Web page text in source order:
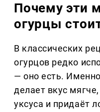
Почему эти
огурцы
В классических
огурцов редко
— оно есть.
делает вкус
уксуса и придаёт